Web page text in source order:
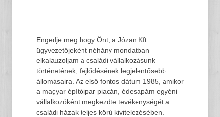
Engedje meg hogy Önt, a Józan Kft
ügyvezetőjeként néhány mondatban
elkalauzoljam a családi vállalkozásunk
történetének, fejlődésének legjelentősebb
állomásaira. Az első fontos dátum 1985, amikor
a magyar építőipar piacán, édesapám egyéni
vállalkozóként megkezdte tevékenységét a
családi házak teljes körű kivitelezésében.